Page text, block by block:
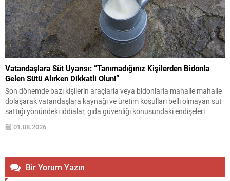
Vatandaşlara Süt Uyarısı: “Tanımadığınız Kişilerden Bidonla
Gelen Sütü Alırken Dikkatli Olun!”
Son dönemde bazı kişilerin araçlarla veya bidonlarla mahalle mahalle
dolaşarak vatandaşlara kaynağı ve üretim koşulları belli olmayan süt
sattığı yönündeki iddialar, gıda güvenliği konusundaki endişeleri
yeniden gündeme getirdi. Vatandaşlara önemli bir uyarı yapılarak,
özellikle tanınmayan kişilerden alınan açık sütlerde dikkatli olunması
01.08.2026
Bir Yorum Yazın